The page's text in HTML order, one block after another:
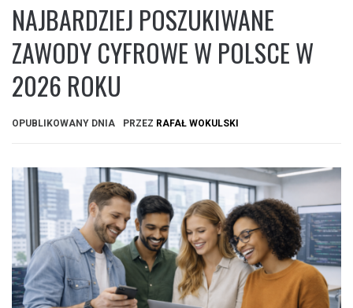
NAJBARDZIEJ POSZUKIWANE
ZAWODY CYFROWE W POLSCE W
2026 ROKU
OPUBLIKOWANY DNIA PRZEZ RAFAŁ WOKULSKI